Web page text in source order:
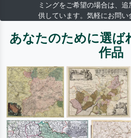
ミングをご希望の場合は、
供しています。気軽にお問い
あなたのために選ば
作品